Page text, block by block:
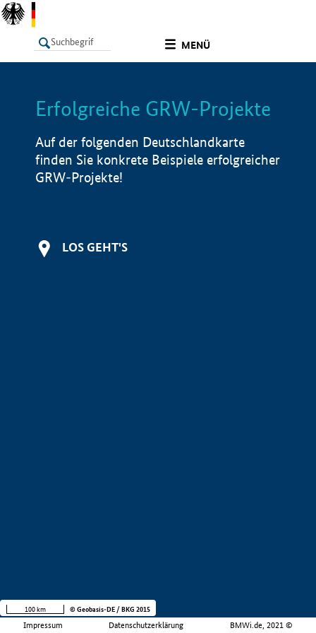
MENÜ
LISTE Info
Erfolgreiche GRW-Projekte
Auf der folgenden Deutschlandkarte
finden Sie konkrete Beispiele erfolgreicher
GRW-Projekte!
LOS GEHT'S
Impressum Datenschutzerklärung BMWi.de, 2021 ©
100 km © Geobasis-DE / BKG 2015